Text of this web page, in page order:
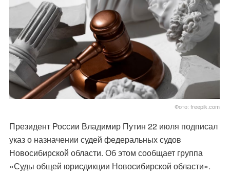
Фото: freepik.com
Президент России Владимир Путин 22 июля подписал
указ о назначении судей федеральных судов
Новосибирской области. Об этом сообщает группа
«Суды общей юрисдикции Новосибирской области».